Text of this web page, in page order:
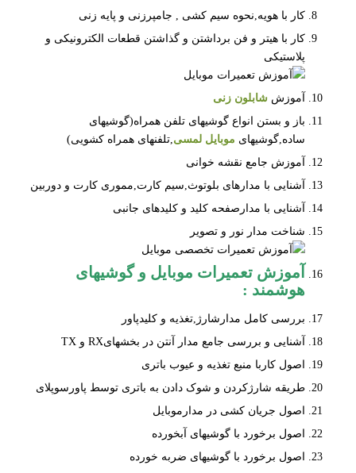
کار با هویه,نحوه سیم کشی , جامپرزنی و پایه زنی
کار با هیتر و فن برداشتن و گذاشتن قطعات الکترونیکی و
پلاستیکی
آموزش شابلون زنی
باز و بستن انواع گوشیهای تلفن همراه(گوشیهای
ساده,گوشیهای موبایل لمسی,تلفنهای همراه کشویی)
آموزش جامع نقشه خوانی
آشنایی با مدارهای بلوتوث,سیم کارت,مموری کارت و دوربین
آشنایی با مدارصفحه کلید و کلیدهای جانبی
شناخت مدار نور و تصویر
آموزش تعمیرات موبایل و گوشیهای
هوشمند :
بررسی کامل مدارشارژ,تغذیه و کلیدپاور
آشنایی و بررسی جامع مدار آنتن در بخشهایRX و TX
اصول کاربا منبع تغذیه و عیوب باتری
طریقه شارژکردن و شوک دادن به باتری توسط پاورسوپلای
اصول جریان کشی در مدارموبایل
اصول برخورد با گوشیهای آبخورده
اصول برخورد با گوشیهای ضربه خورده